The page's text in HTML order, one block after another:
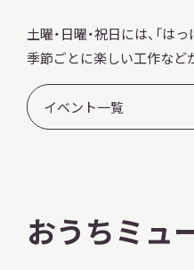
土曜・日曜・祝日には、「は
季節ごとに楽しい工作など
イベント一覧
おうちミュ